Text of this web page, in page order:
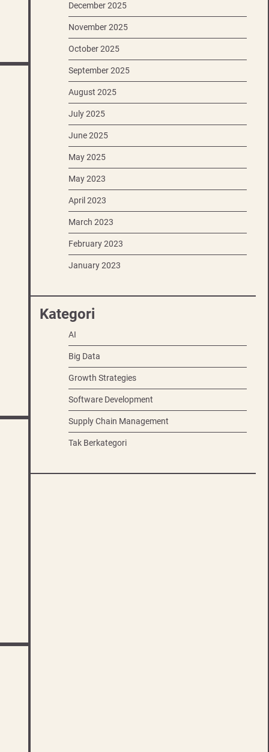
December 2025
November 2025
October 2025
September 2025
August 2025
July 2025
June 2025
May 2025
May 2023
April 2023
March 2023
February 2023
January 2023
Kategori
AI
Big Data
Growth Strategies
Software Development
Supply Chain Management
Tak Berkategori